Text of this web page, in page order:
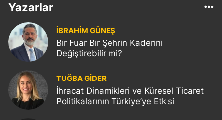
Yazarlar
İBRAHİM GÜNEŞ
Bir Fuar Bir Şehrin Kaderini
Değiştirebilir mi?
TUĞBA GİDER
İhracat Dinamikleri ve Küresel Ticaret
Politikalarının Türkiye’ye Etkisi